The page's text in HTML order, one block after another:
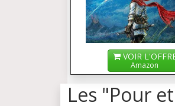
VOIR
Amazon
Les "Pour